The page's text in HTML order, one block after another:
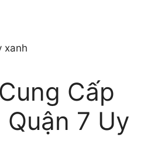
Cấp
7 Uy